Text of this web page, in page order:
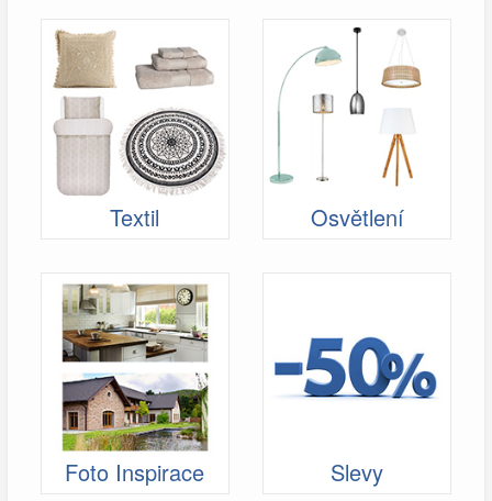
Textil Osvětlení
Foto Inspirace Slevy